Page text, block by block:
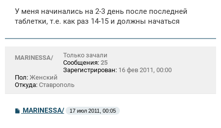
е
У меня начинались на 2-3 день после последней
таблетки, т.е. как раз 14-15 и должны начаться
MARINESSA/
Только зачали
Сообщения: 25
Зарегистрирован: 16 фев 2011, 00:00
Пол: Женский
Откуда: Ставрополь
СMARINESSA/ 17 июл 2011, 00:05